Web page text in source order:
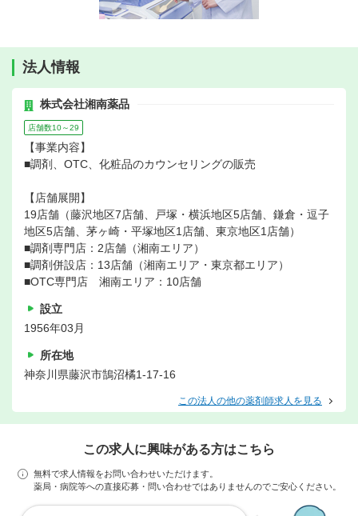
法人情報
株式会社湘南薬品
店舗数10～29
【事業内容】
■調剤、OTC、化粧品のカウンセリングの販売
【店舗展開】
19店舗（藤沢地区7店舗、戸塚・横浜地区5店舗、鎌倉・逗子
地区5店舗、茅ヶ崎・平塚地区1店舗、東京地区1店舗）
■調剤専門店：2店舗（湘南エリア）
■調剤併設店：13店舗（湘南エリア・東京都エリア）
■OTC専門店 湘南エリア：10店舗
設立
1956年03月
所在地
神奈川県藤沢市鵠沼橘1-17-16
この法人の他の薬剤師求人を見る
この求人に興味がある方はこちら
無料で求人情報をお問い合わせいただけます。
薬局・病院等への直接応募・問い合わせではありませんのでご安心ください。